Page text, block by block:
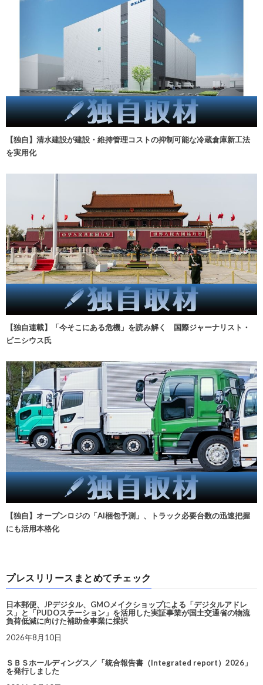
【独自】清水建設が建設・維持管理コストの抑制可能な冷蔵倉庫新工法
を実用化
【独自連載】「今そこにある危機」を読み解く 国際ジャーナリスト・
ビニシウス氏
【独自】オープンロジの「AI梱包予測」、トラック必要台数の迅速把握
にも活用本格化
プレスリリースまとめてチェック
日本郵便、JPデジタル、GMOメイクショップによる「デジタルアドレ
ス」と「PUDOステーション」を活用した実証事業が国土交通省の物流
負荷低減に向けた補助金事業に採択
2026年8月10日
ＳＢＳホールディングス／「統合報告書（Integrated report）2026」
を発行しました